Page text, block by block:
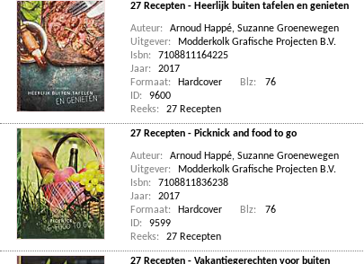
27 Recepten - Heerlijk buiten tafelen en genieten
Auteur: Arnoud Happé, Suzanne Groenewegen
Uitgever:
Modderkolk Grafische Projecten B.V.
Isbn:
7108811164225
Jaar:
2017
Formaat:
Hardcover Blz:
76
ID:
9600
Reeks:
27 Recepten
27 Recepten - Picknick and food to go
Auteur: Arnoud Happé, Suzanne Groenewegen
Uitgever:
Modderkolk Grafische Projecten B.V.
Isbn:
7108811836238
Jaar:
2017
Formaat:
Hardcover Blz:
76
ID:
9599
Reeks:
27 Recepten
27 Recepten - Vakantiegerechten voor buiten